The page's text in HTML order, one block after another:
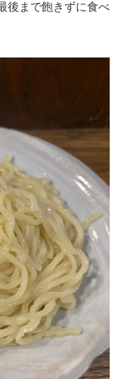
後まで飽きずに食べ